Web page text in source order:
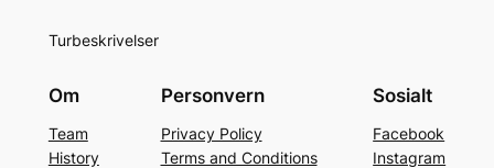
Turbeskrivelser
Om
Team
History
Personvern
Privacy Policy
Terms and Conditions
Sosialt
Facebook
Instagram